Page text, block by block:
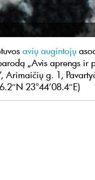
avių augintojų
„Avis aprengs ir
Arimaičių g. 1,
23°44’08.4″E)